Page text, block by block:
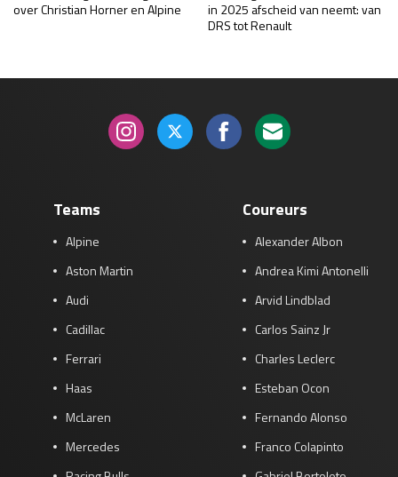
over Christian Horner en Alpine
in 2025 afscheid van neemt: van
DRS tot Renault
Teams
Alpine
Aston Martin
Audi
Cadillac
Ferrari
Haas
McLaren
Mercedes
Coureurs
Alexander Albon
Andrea Kimi Antonelli
Arvid Lindblad
Carlos Sainz Jr
Charles Leclerc
Esteban Ocon
Fernando Alonso
Franco Colapinto